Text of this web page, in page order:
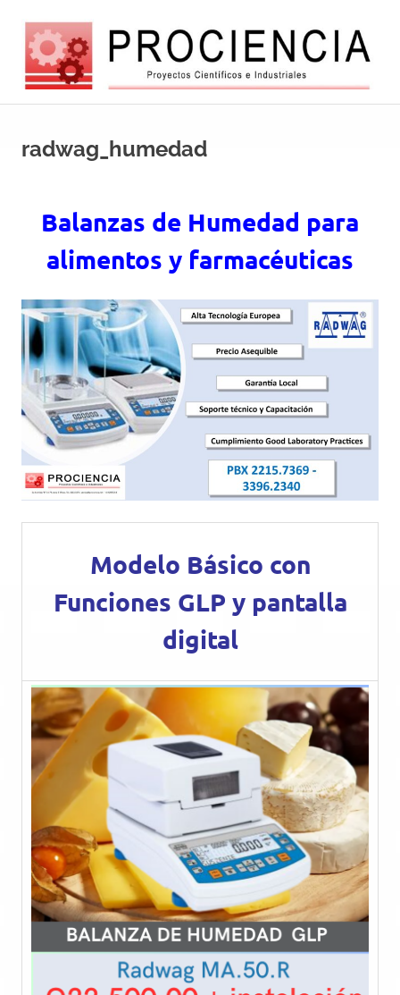
contenido
Balanzas
y
de
radwag_humedad
Balanzas de Humedad para
alimentos y farmacéuticas
Modelo Básico con
Funciones GLP y pantalla
digital